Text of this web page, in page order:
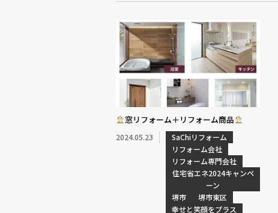
窓リフォーム＋リフォーム商品
2024.05.23
SaChiリフォーム
リフォーム会社
リフォーム専門会社
住宅省エネ2024キャンペ
ーン
堺市
堺市東区
幸せと笑顔をプラス